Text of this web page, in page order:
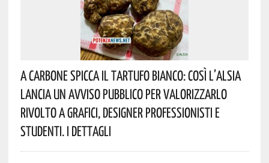
A Carbone Spicca Il Tartufo Bianco: Così L’Alsia
Lancia Un Avviso Pubblico Per Valorizzarlo
Rivolto A Grafici, Designer Professionisti E
Studenti. I Dettagli